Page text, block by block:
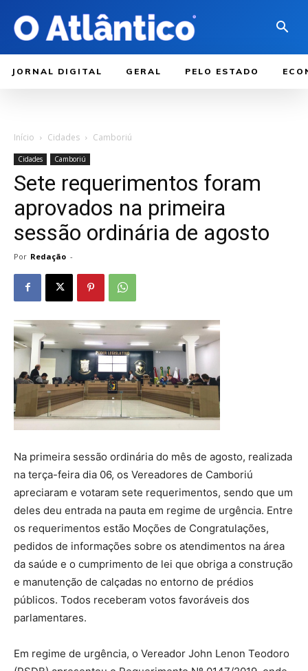
JORNAL DIGITAL GERAL PELO ESTADO
Início Cidades Camboriú
Cidades Camboriú
Sete requerimentos foram
aprovados na primeira
sessão ordinária de agosto
Por Redação -
Na primeira sessão ordinária do mês de agosto, realizada
na terça-feira dia 06, os Vereadores de Camboriú
apreciaram e votaram sete requerimentos, sendo que um
deles deu entrada na pauta em regime de urgência. Entre
os requerimentos estão Moções de Congratulações,
pedidos de informações sobre os atendimentos na área
da saúde e o cumprimento de lei que obriga a construção
e manutenção de calçadas no entorno de prédios
públicos. Todos receberam votos favoráveis dos
parlamentares.
Em regime de urgência, o Vereador John Lenon Teodoro